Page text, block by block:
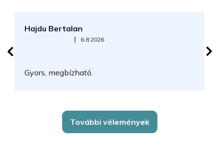
Hajdu Bertalan
Az áruház értékelése 5-ből 5 csillag.
| 6.8.2026
Gyors, megbízható.
További vélemények